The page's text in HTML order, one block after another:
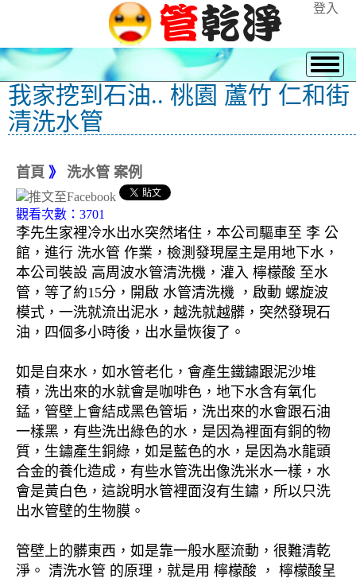
登入
我家挖到石油.. 桃園 蘆竹 仁和街
清洗水管
首頁 》 洗水管 案例
觀看次數：3701
李先生家裡冷水出水突然堵住，本公司驅車至 李 公
館，進行 洗水管 作業，檢測發現屋主是用地下水，
本公司裝設 高周波水管清洗機，灌入 檸檬酸 至水
管，等了約15分，開啟 水管清洗機 ，啟動 螺旋波
模式，一洗就流出泥水，越洗就越髒，突然發現石
油，四個多小時後，出水量恢復了。
如是自來水，如水管老化，會產生鐵鏽跟泥沙堆
積，洗出來的水就會是咖啡色，地下水含有氧化
錳，管壁上會結成黑色管垢，洗出來的水會跟石油
一樣黑，有些洗出綠色的水，是因為裡面有銅的物
質，生鏽產生銅綠，如是藍色的水，是因為水龍頭
合金的養化造成，有些水管洗出像洗米水一樣，水
會是黃白色，這說明水管裡面沒有生鏽，所以只洗
出水管壁的生物膜。
管壁上的髒東西，如是靠一般水壓流動，很難清乾
淨。 清洗水管 的原理，就是用 檸檬酸 ， 檸檬酸呈